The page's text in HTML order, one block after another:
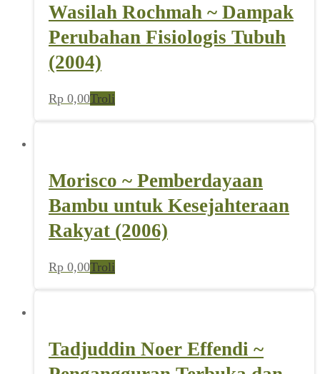
Wasilah Rochmah ~ Dampak
Perubahan Fisiologis Tubuh
(2004)
Rp 0,00Troli
Morisco ~ Pemberdayaan
Bambu untuk Kesejahteraan
Rakyat (2006)
Rp 0,00Troli
Tadjuddin Noer Effendi ~